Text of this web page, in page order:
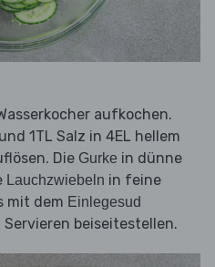
aufkochen.
1TL Salz in 4EL hellem
Die Gurke in dünne
Lauchzwiebeln in feine
mit dem Einlegesud
beiseitestellen.